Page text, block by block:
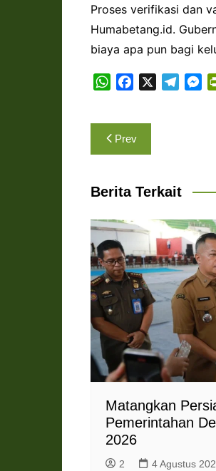
Proses verifikasi dan
Humabetang.id.
biaya apa pun bagi
W
t
p
p
o
k
a
m
M
r
Navigasi
pos
Prev
Berita Terkait
Matangkan
Pemerintahan
2026
2 4 Agustus